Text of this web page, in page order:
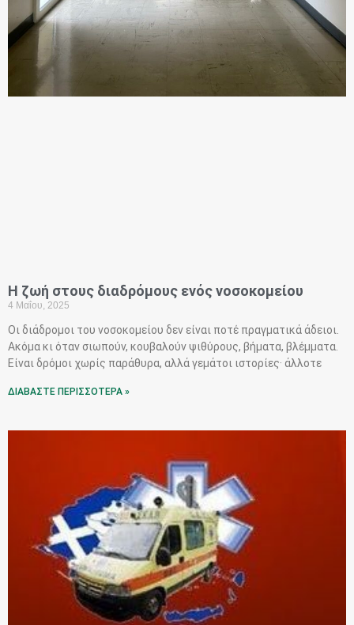
Η ζωή στους διαδρόμους ενός νοσοκομείου
4 Μαΐου, 2025
Οι διάδρομοι του νοσοκομείου δεν είναι ποτέ πραγματικά άδειοι.
Ακόμα κι όταν σιωπούν, κουβαλούν ψιθύρους, βήματα, βλέμματα.
Είναι δρόμοι χωρίς παράθυρα, αλλά γεμάτοι ιστορίες· άλλοτε
ΔΙΑΒΑΣΤΕ ΠΕΡΙΣΣΟΤΕΡΑ »